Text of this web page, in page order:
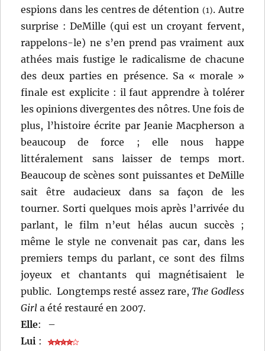
espions dans les centres de détention (1). Autre
surprise : DeMille (qui est un croyant fervent,
rappelons-le) ne s’en prend pas vraiment aux
athées mais fustige le radicalisme de chacune
des deux parties en présence. Sa « morale »
finale est explicite : il faut apprendre à tolérer
les opinions divergentes des nôtres. Une fois de
plus, l’histoire écrite par Jeanie Macpherson a
beaucoup de force ; elle nous happe
littéralement sans laisser de temps mort.
Beaucoup de scènes sont puissantes et DeMille
sait être audacieux dans sa façon de les
tourner. Sorti quelques mois après l’arrivée du
parlant, le film n’eut hélas aucun succès ;
même le style ne convenait pas car, dans les
premiers temps du parlant, ce sont des films
joyeux et chantants qui magnétisaient le
public. Longtemps resté assez rare,The Godless
Girl a été restauré en 2007.
Elle:
–
Lui :